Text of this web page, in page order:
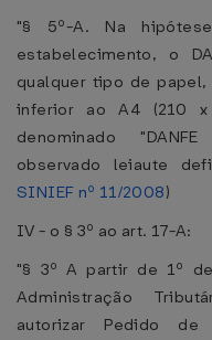
"§ 5º-A. Na
estabelecimento, o
qualquer tipo de
inferior ao A4 (210
denominado
observado leiaute
SINIEF nº 11/2008)
IV - o § 3º ao art. 17-A:
"§ 3º A partir de 1º
Administração
autorizar Pedido